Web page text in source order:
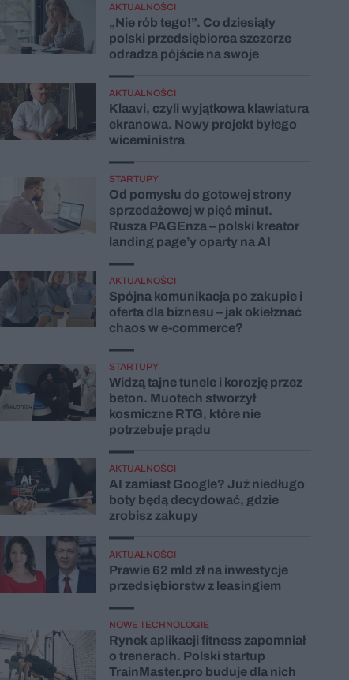
AKTUALNOŚCI
„Nie rób tego!”. Co dziesiąty
polski przedsiębiorca szczerze
odradza pójście na swoje
AKTUALNOŚCI
Klaavi, czyli wyjątkowa klawiatura
ekranowa. Nowy projekt byłego
wiceministra
STARTUPY
Od pomysłu do gotowej strony
sprzedażowej w pięć minut.
Rusza PAGEnza – polski kreator
landing page’y oparty na AI
AKTUALNOŚCI
Spójna komunikacja po zakupie i
oferta dla biznesu – jak okiełznać
chaos w e-commerce?
STARTUPY
Widzą tajne tunele i korozję przez
beton. Muotech stworzył
kosmiczne RTG, które nie
potrzebuje prądu
AKTUALNOŚCI
AI zamiast Google? Już niedługo
boty będą decydować, gdzie
zrobisz zakupy
AKTUALNOŚCI
Prawie 62 mld zł na inwestycje
przedsiębiorstw z leasingiem
NOWE TECHNOLOGIE
Rynek aplikacji fitness zapomniał
o trenerach. Polski startup
TrainMaster.pro buduje dla nich